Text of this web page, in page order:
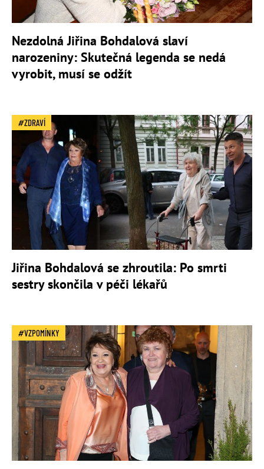
Nezdolná Jiřina Bohdalová slaví
narozeniny: Skutečná legenda se nedá
vyrobit, musí se odžít
ZDRAVÍ
Jiřina Bohdalová se zhroutila: Po smrti
sestry skončila v péči lékařů
VZPOMÍNKY